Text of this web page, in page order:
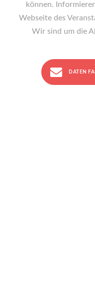
können.
Webseite des
Wir sind um die
DATEN